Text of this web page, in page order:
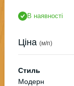
В наявності
Ціна (м/п)
Стиль
Модерн